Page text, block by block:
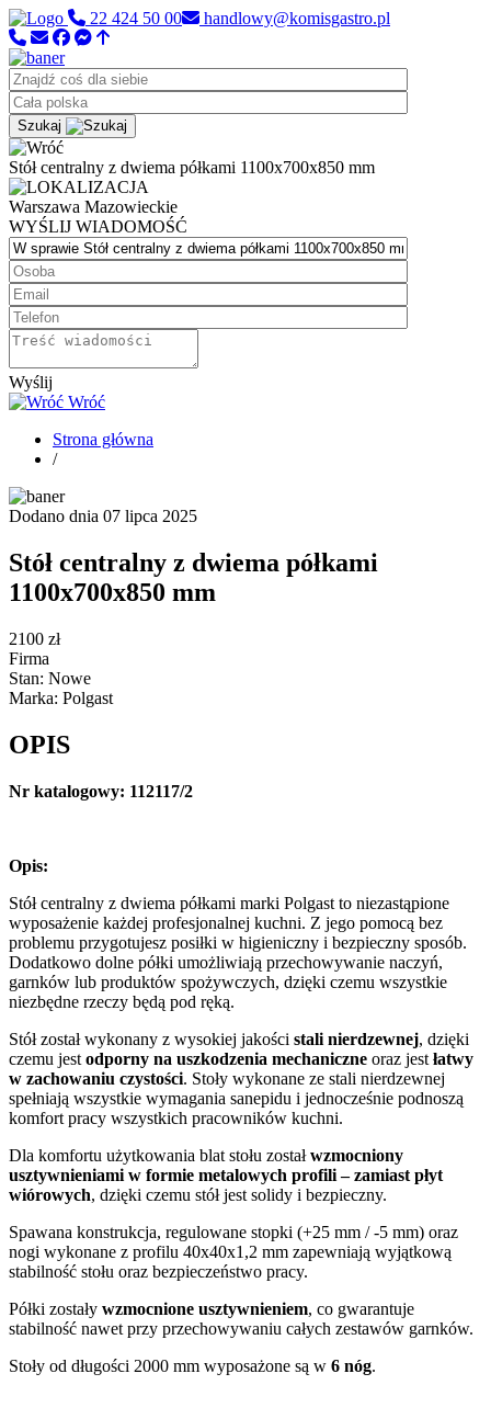
22 424 50 00 handlowy@komisgastro.pl
Szukaj
Stół centralny z dwiema półkami 1100x700x850 mm
Warszawa Mazowieckie
WYŚLIJ WIADOMOŚĆ
Wyślij
Wróć
Strona główna
/
Dodano dnia 07 lipca 2025
Stół centralny z dwiema półkami
1100x700x850 mm
2100 zł
Firma
Stan: Nowe
Marka: Polgast
OPIS
Nr katalogowy: 112117/2
Opis:
Stół centralny z dwiema półkami marki Polgast to niezastąpione
wyposażenie każdej profesjonalnej kuchni. Z jego pomocą bez
problemu przygotujesz posiłki w higieniczny i bezpieczny sposób.
Dodatkowo dolne półki umożliwiają przechowywanie naczyń,
garnków lub produktów spożywczych, dzięki czemu wszystkie
niezbędne rzeczy będą pod ręką.
Stół został wykonany z wysokiej jakości stali nierdzewnej, dzięki
czemu jest odporny na uszkodzenia mechaniczne oraz jest łatwy
w zachowaniu czystości. Stoły wykonane ze stali nierdzewnej
spełniają wszystkie wymagania sanepidu i jednocześnie podnoszą
komfort pracy wszystkich pracowników kuchni.
Dla komfortu użytkowania blat stołu zostałwzmocniony
usztywnieniami w formie metalowych profili – zamiast płyt
wiórowych, dzięki czemu stół jest solidy i bezpieczny.
Spawana konstrukcja, regulowane stopki (+25 mm / -5 mm) oraz
nogi wykonane z profilu 40x40x1,2 mm zapewniają wyjątkową
stabilność stołu oraz bezpieczeństwo pracy.
Półki zostały wzmocnione usztywnieniem, co gwarantuje
stabilność nawet przy przechowywaniu całych zestawów garnków.
Stoły od długości 2000 mm wyposażone są w 6 nóg.